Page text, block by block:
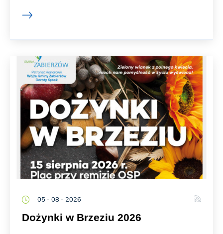
05 - 08 - 2026
Dożynki w Brzeziu 2026